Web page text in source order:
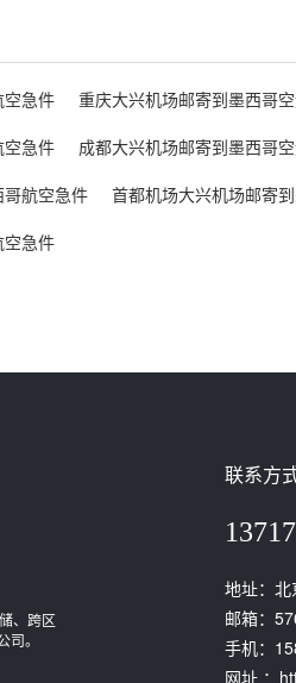
急件
重庆大兴机场邮寄到墨西哥
空急件
成都大兴机场邮寄到墨西哥
航空急件
首都机场大兴机场邮寄
急件
、跨区
。
联系方
地址：
邮箱：
手机：
网址 ：